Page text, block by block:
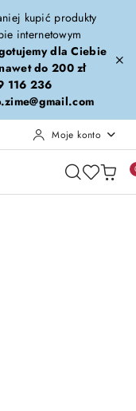
kupić produkty
internetowym
dla Ciebie
do 200 zł
116 236
Moje konto